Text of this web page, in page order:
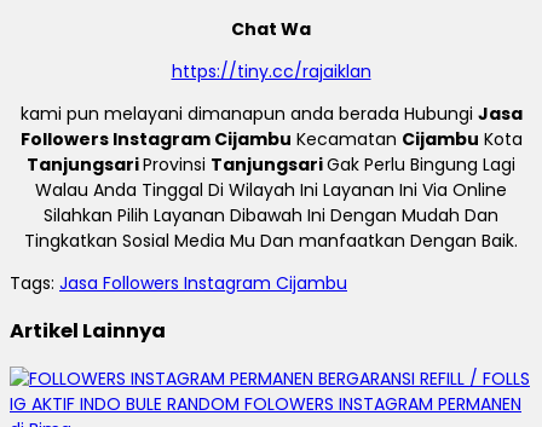
Chat Wa
https://tiny.cc/rajaiklan
kami pun melayani dimanapun anda berada Hubungi Jasa
Followers Instagram Cijambu Kecamatan Cijambu Kota
TanjungsariProvinsi TanjungsariGak Perlu Bingung Lagi
Walau Anda Tinggal Di Wilayah Ini Layanan Ini Via Online
Silahkan Pilih Layanan Dibawah Ini Dengan Mudah Dan
Tingkatkan Sosial Media Mu Dan manfaatkan Dengan Baik.
Tags: Jasa Followers Instagram Cijambu
Artikel Lainnya